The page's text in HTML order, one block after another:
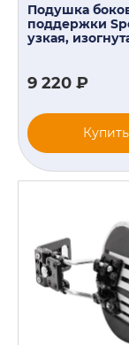
Подушка
поддержки
узкая,
9 220 ₽
Купить